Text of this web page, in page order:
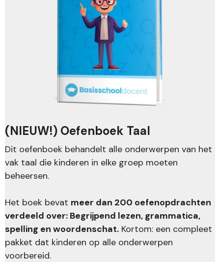
(NIEUW!) Oefenboek Taal
Dit oefenboek behandelt alle onderwerpen van het
vak taal die kinderen in elke groep moeten
beheersen.
Het boek bevat meer dan 200 oefenopdrachten
verdeeld over: Begrijpend lezen, grammatica,
spelling en woordenschat. Kortom: een compleet
pakket dat kinderen op alle onderwerpen
voorbereid.